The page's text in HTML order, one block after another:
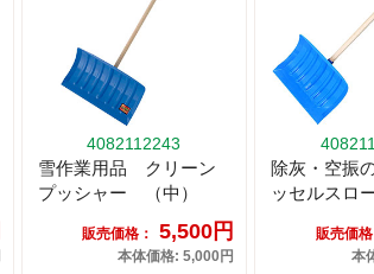
4082112243
雪作業用品 クリーン
プッシャー （中）
販売価格： 5,500円
本体価格: 5,000円
除灰・空振
ッセルスロ
販売価格
本